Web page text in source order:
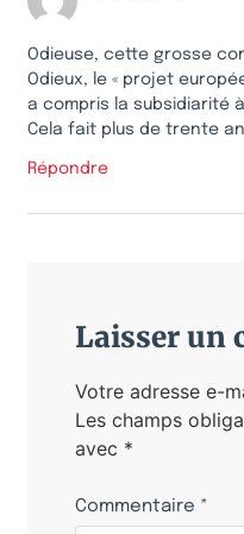
Odieuse, cette grosse
Odieux, le « projet
a compris la subsidiarité à
Cela fait plus de trente
Répondre
Laisser un
Votre adresse e-
Les champs
avec *
Commentaire *